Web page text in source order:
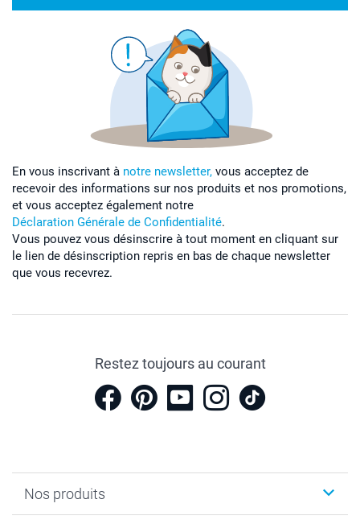
En vous inscrivant à notre newsletter, vous acceptez de
recevoir des informations sur nos produits et nos promotions,
et vous acceptez également notre
Déclaration Générale de Confidentialité.
Vous pouvez vous désinscrire à tout moment en cliquant sur
le lien de désinscription repris en bas de chaque newsletter
que vous recevrez.
Restez toujours au courant
Nos produits